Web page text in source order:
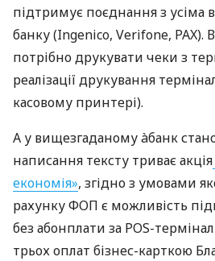
підтримує поєднання з усіма
банку (Ingenico, Verifone, PAX).
потрібно друкувати чеки з
реалізації друкування
касовому принтері).
А у вищезгаданому àбанк
написання тексту триває акція
економія», згідно з умовами
рахунку ФОП є можливість
без абонплати за POS-
трьох оплат бізнес-карткою